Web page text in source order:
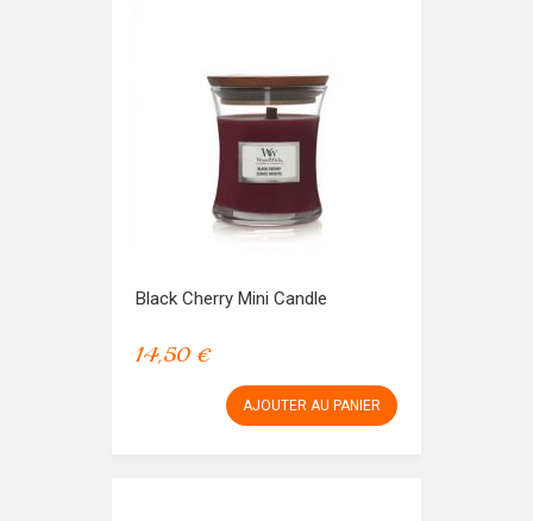
Black Cherry Mini Candle
14,50 €
AJOUTER AU PANIER